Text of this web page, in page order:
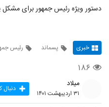
دستور ویژه رئیس جمهور برای مشکل
خبری پسماند رئیس
۱۸۶
میلاد
۳۱ اردیبهشت ۱۴۰۱ دنبال